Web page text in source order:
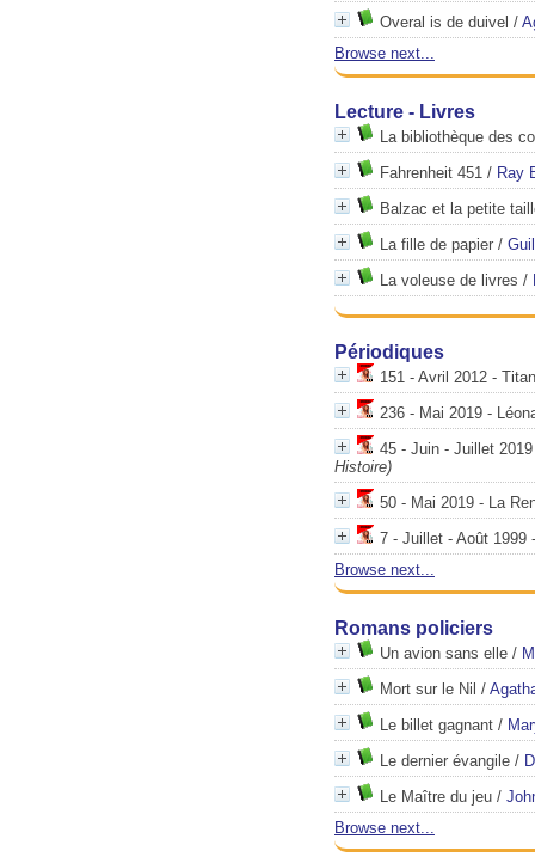
Overal is de duivel /
Browse next...
Lecture - Livres
La bibliothèque des
Fahrenheit 451 / Ray
Balzac et la petite
La fille de papier /
La voleuse de livres /
Périodiques
151 - Avril 2012 -
236 - Mai 2019 -
45 - Juin - Juillet
Histoire)
50 - Mai 2019 - La
7 - Juillet - Août 1999
Browse next...
Romans policiers
Un avion sans elle /
Mort sur le Nil /
Le billet gagnant /
Le dernier évangile /
Le Maître du jeu /
Browse next...